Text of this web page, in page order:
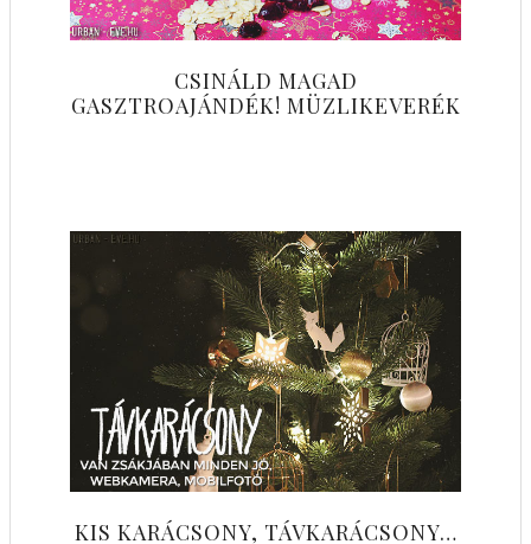
CSINÁLD MAGAD
GASZTROAJÁNDÉK! MÜZLIKEVERÉK
KIS KARÁCSONY, TÁVKARÁCSONY…